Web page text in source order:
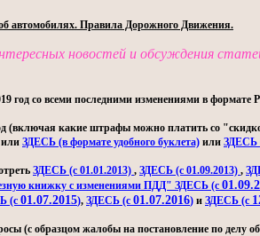
автомобилях. Правила Дорожного Движения.
новостей и обсуждения
со всеми последними изменениями в формате
какие штрафы можно платить со
или ЗДЕСЬ (в формате удобного буклета) или ЗДЕСЬ
ЗДЕСЬ (с 01.01.2013) , ЗДЕСЬ (с 01.09.2013) ,
книжку с изменениями ПДД" ЗДЕСЬ (с
(с 01.07.2015), ЗДЕСЬ (с 01.07.2016) и ЗДЕСЬ (с
(с образцом жалобы на постановление по делу